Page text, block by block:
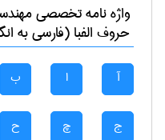
واژه نامه تخصصی
حروف الفبا (فارسی به
آ ا ب
ج چ ح